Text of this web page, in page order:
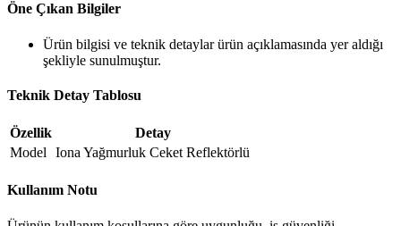
Öne Çıkan Bilgiler
Ürün bilgisi ve teknik detaylar ürün açıklamasında yer aldığı
şekliyle sunulmuştur.
Teknik Detay Tablosu
Özellik
Detay
Model
Iona Yağmurluk Ceket Reflektörlü
Kullanım Notu